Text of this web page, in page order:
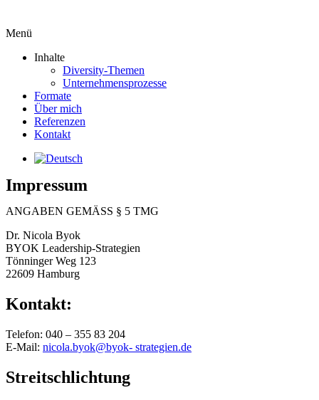
Menü
Inhalte
Diversity-Themen
Unternehmensprozesse
Formate
Über mich
Referenzen
Kontakt
Impressum
ANGABEN GEMÄSS § 5 TMG
Dr. Nicola Byok
BYOK Leadership-Strategien
Tönninger Weg 123
22609 Hamburg
Kontakt:
Telefon: 040 – 355 83 204
E-Mail: nicola.byok­@byok- strategien.de
Streitschlichtung